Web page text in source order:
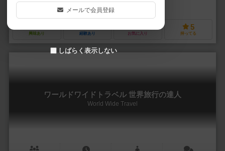
柿の種商会（Kakinotane Shokai）
興味あり 経験あり お気に入り
5
持ってる
ワールドワイドトラベル 世界旅行の達人
World Wide Travel
メールで会員登録
しばらく表示しない